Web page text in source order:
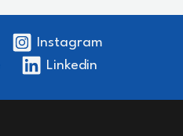
Instagram
Linkedin